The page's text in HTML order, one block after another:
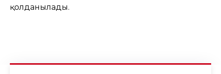
қолданылады.